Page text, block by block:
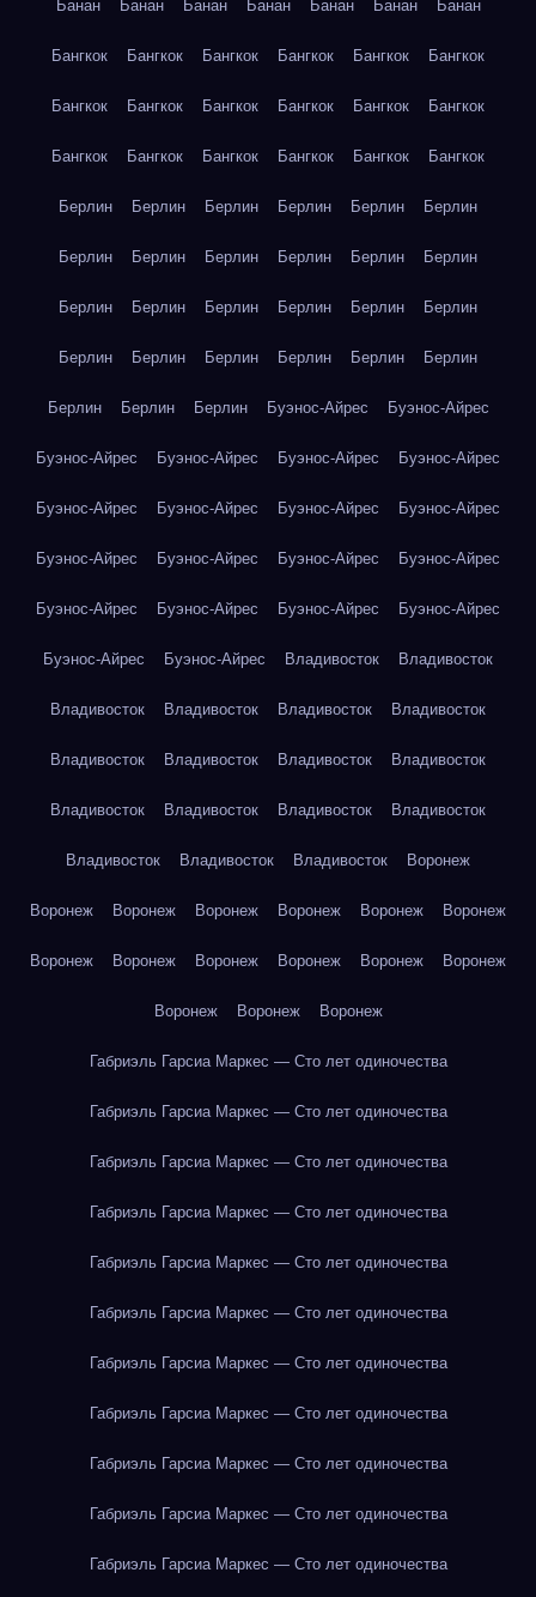
Банан Банан Банан Банан Банан Банан Банан
Бангкок Бангкок Бангкок Бангкок Бангкок Бангкок
Бангкок Бангкок Бангкок Бангкок Бангкок Бангкок
Бангкок Бангкок Бангкок Бангкок Бангкок Бангкок
Берлин Берлин Берлин Берлин Берлин Берлин
Берлин Берлин Берлин Берлин Берлин Берлин
Берлин Берлин Берлин Берлин Берлин Берлин
Берлин Берлин Берлин Берлин Берлин Берлин
Берлин Берлин Берлин Буэнос-Айрес Буэнос-Айрес
Буэнос-Айрес Буэнос-Айрес Буэнос-Айрес Буэнос-Айрес
Буэнос-Айрес Буэнос-Айрес Буэнос-Айрес Буэнос-Айрес
Буэнос-Айрес Буэнос-Айрес Буэнос-Айрес Буэнос-Айрес
Буэнос-Айрес Буэнос-Айрес Буэнос-Айрес Буэнос-Айрес
Буэнос-Айрес Буэнос-Айрес Владивосток Владивосток
Владивосток Владивосток Владивосток Владивосток
Владивосток Владивосток Владивосток Владивосток
Владивосток Владивосток Владивосток Владивосток
Владивосток Владивосток Владивосток Воронеж
Воронеж Воронеж Воронеж Воронеж Воронеж Воронеж
Воронеж Воронеж Воронеж Воронеж Воронеж Воронеж
Воронеж Воронеж Воронеж
Габриэль Гарсиа Маркес — Сто лет одиночества
Габриэль Гарсиа Маркес — Сто лет одиночества
Габриэль Гарсиа Маркес — Сто лет одиночества
Габриэль Гарсиа Маркес — Сто лет одиночества
Габриэль Гарсиа Маркес — Сто лет одиночества
Габриэль Гарсиа Маркес — Сто лет одиночества
Габриэль Гарсиа Маркес — Сто лет одиночества
Габриэль Гарсиа Маркес — Сто лет одиночества
Габриэль Гарсиа Маркес — Сто лет одиночества
Габриэль Гарсиа Маркес — Сто лет одиночества
Габриэль Гарсиа Маркес — Сто лет одиночества